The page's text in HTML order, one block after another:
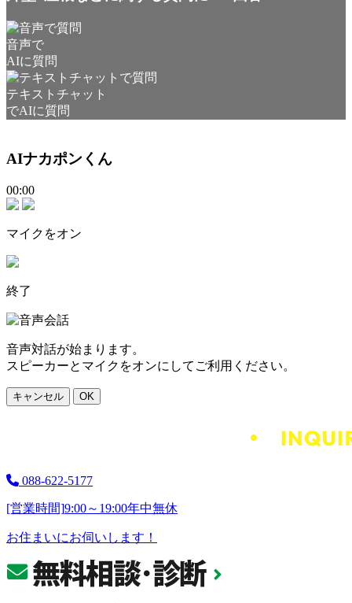
音声で
AIに質問
テキストチャット
でAIに質問
AIナカポンくん
00:00
マイクをオン
終了
音声対話が始まります。
スピーカーとマイクをオンにしてご利用ください。
キャンセル OK
088-622-5177
[営業時間]9:00～19:00年中無休
お住まいにお伺いします！